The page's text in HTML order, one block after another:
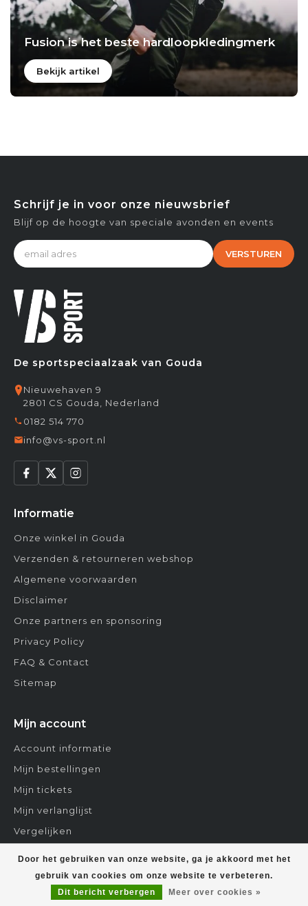
Fusion is het beste hardloopkledingmerk
Bekijk artikel
Door het gebruiken van onze website, ga je akkoord met het
gebruik van cookies om onze website te verbeteren.
Dit bericht verbergen
Meer over cookies »
De sportspeciaalzaak van Gouda
Nieuwehaven 9
2801 CS Gouda, Nederland
0182 514 770
info@vs-sport.nl
Informatie
Onze winkel in Gouda
Verzenden & retourneren webshop
Algemene voorwaarden
Disclaimer
Onze partners en sponsoring
Privacy Policy
FAQ & Contact
Sitemap
Mijn account
Account informatie
Mijn bestellingen
Mijn tickets
Mijn verlanglijst
Vergelijken
Schrijf je in voor onze nieuwsbrief
Blijf op de hoogte van speciale avonden en events
VERSTUREN